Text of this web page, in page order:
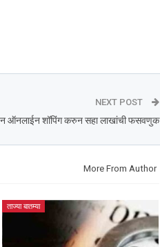
NEXT POST
ऑनलाईन शॉपिंग करुन सहा लाखांची फसवणुक
More From Author
ताज्या बातम्या